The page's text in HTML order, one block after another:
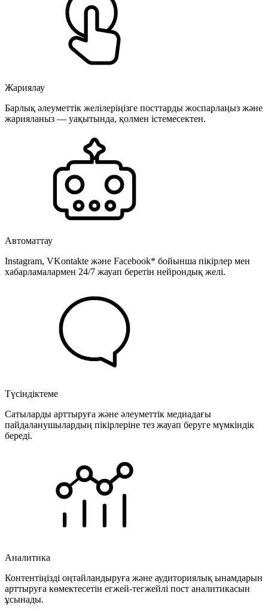
Жариялау
Барлық әлеуметтік желілеріңізге посттарды жоспарлаңыз және
жарияланыз — уақытында, қолмен істемесектен.
Автоматтау
Instagram, VKontakte және Facebook* бойынша пікірлер мен
хабарламалармен 24/7 жауап беретін нейрондық желі.
Түсіндіктеме
Сатыларды арттыруға және әлеуметтік медиадағы
пайдаланушылардың пікірлеріне тез жауап беруге мүмкіндік
береді.
Аналитика
Контентіңізді оңтайландыруға және аудиториялық ынамдарын
арттыруға көмектесетін егжей-тегжейлі пост аналитикасын
ұсынады.